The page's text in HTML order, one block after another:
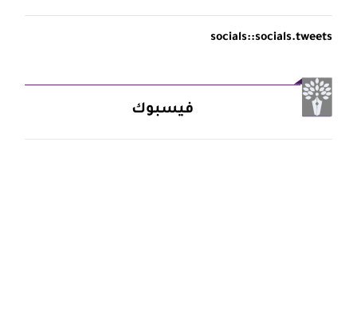
socials::socials.tweets
فيسبوك